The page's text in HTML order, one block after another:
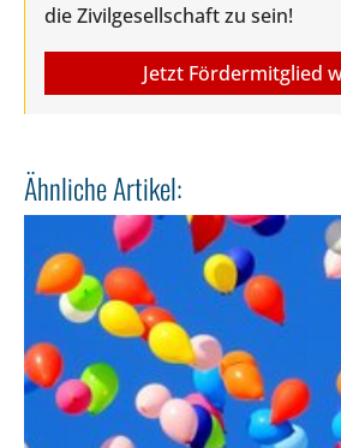
die Zivilgesellschaft zu sein!
Jetzt Fördermitglied
Ähnliche Artikel: